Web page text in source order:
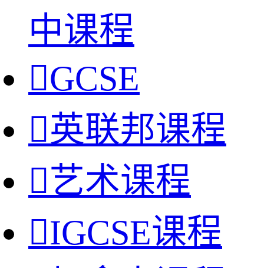
中课程
GCSE
英联邦课程
艺术课程
IGCSE课程